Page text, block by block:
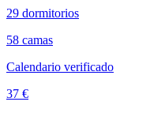
29 dormitorios
58 camas
Calendario verificado
37 €